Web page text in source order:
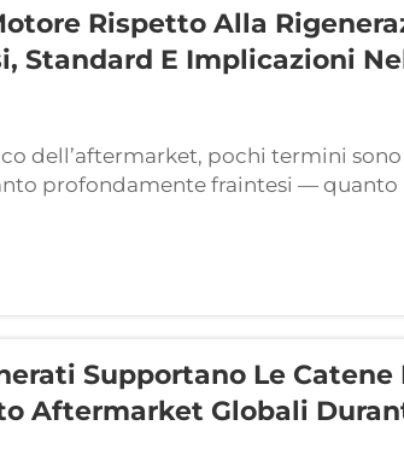
Rispetto Alla
Standard E Implicazioni
dell’aftermarket, pochi termini
profondamente fraintesi — quanto
motori (o riparazione completa).
pratica rappresentano due concetti
Supportano Le Catene
Aftermarket Globali